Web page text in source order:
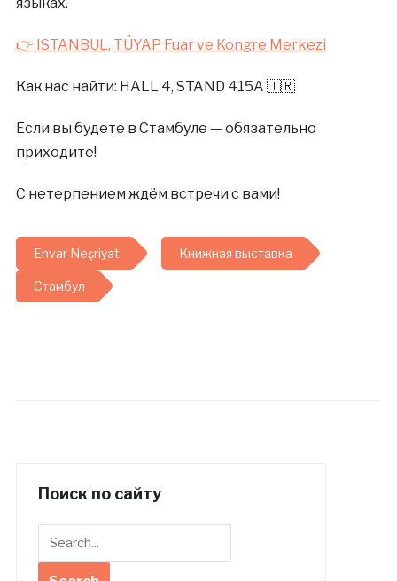
👉 ISTANBUL, TÜYAP Fuar ve Kongre Merkezi
Как нас найти: HALL 4, STAND 415A 🇹🇷
Если вы будете в Стамбуле — обязательно
приходите!
С нетерпением ждём встречи с вами!
Envar Neşriyat Книжная выставка
Стамбул
Поиск по сайту